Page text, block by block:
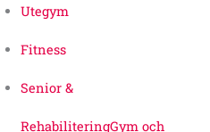
Utegym
Fitness
Senior &
RehabiliteringGym och